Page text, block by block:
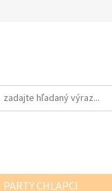
PARTY CHLAPCI